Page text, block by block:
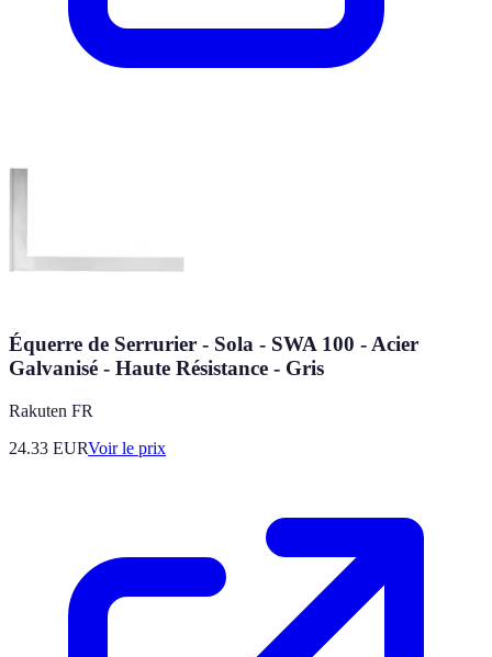
Équerre de Serrurier - Sola - SWA 100 - Acier
Galvanisé - Haute Résistance - Gris
Rakuten FR
24.33 EURVoir le prix